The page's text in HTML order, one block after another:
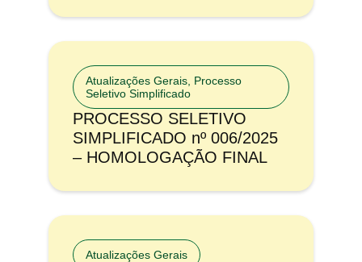
Atualizações Gerais Processo
Seletivo Simplificado
PROCESSO SELETIVO
SIMPLIFICADO nº 006/2025
– HOMOLOGAÇÃO FINAL
Atualizações Gerais